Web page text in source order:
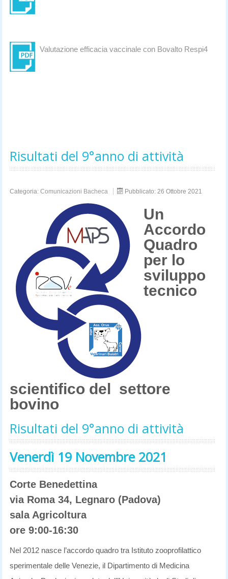
Valutazione efficacia vaccinale con Bovalto Respi4
Risultati del 9°anno di attività
Categoria: Comunicazioni Bacheca Pubblicato: 26 Ottobre 2021
Un
Accordo
Quadro
per lo
sviluppo
tecnico
scientifico del settore
bovino
Risultati del 9°anno di attività
Venerdì 19 Novembre 2021
Corte Benedettina
via Roma 34, Legnaro (Padova)
sala Agricoltura
ore 9:00-16:30
Nel 2012 nasce l’accordo quadro tra Istituto zooprofilattico
sperimentale delle Venezie, il Dipartimento di Medicina